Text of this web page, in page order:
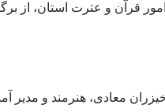
قرآن و عترت استان، از
معادی، هنرمند و مدیر